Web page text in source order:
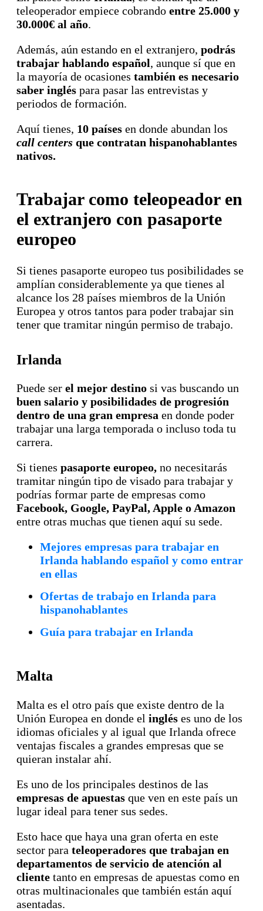
teleoperador empiece cobrando entre 25.000 y
30.000€ al año.
Además, aún estando en el extranjero, podrás
trabajar hablando español, aunque sí que en
la mayoría de ocasiones también es necesario
saber inglés para pasar las entrevistas y
periodos de formación.
Aquí tienes, 10 países en donde abundan los
call centers que contratan hispanohablantes
nativos.
Trabajar como teleopeador en
el extranjero con pasaporte
europeo
Si tienes pasaporte europeo tus posibilidades se
amplían considerablemente ya que tienes al
alcance los 28 países miembros de la Unión
Europea y otros tantos para poder trabajar sin
tener que tramitar ningún permiso de trabajo.
Irlanda
Puede ser el mejor destino si vas buscando un
buen salario y posibilidades de progresión
dentro de una gran empresa en donde poder
trabajar una larga temporada o incluso toda tu
carrera.
Si tienes pasaporte europeo, no necesitarás
tramitar ningún tipo de visado para trabajar y
podrías formar parte de empresas como
Facebook, Google, PayPal, Apple o Amazon
entre otras muchas que tienen aquí su sede.
Mejores empresas para trabajar en
Irlanda hablando español y como entrar
en ellas
Ofertas de trabajo en Irlanda para
hispanohablantes
Guía para trabajar en Irlanda
Malta
Malta es el otro país que existe dentro de la
Unión Europea en donde el inglés es uno de los
idiomas oficiales y al igual que Irlanda ofrece
ventajas fiscales a grandes empresas que se
quieran instalar ahí.
Es uno de los principales destinos de las
empresas de apuestas que ven en este país un
lugar ideal para tener sus sedes.
Esto hace que haya una gran oferta en este
sector para teleoperadores que trabajan en
departamentos de servicio de atención al
cliente tanto en empresas de apuestas como en
otras multinacionales que también están aquí
asentadas.